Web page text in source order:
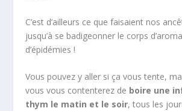
C’est d’ailleurs ce que faisaient nos
jusqu’à se badigeonner le corps
d’épidémies !
Vous pouvez y aller si ça vous tente,
vous vous contenterez de boire une
thym le matin et le soir, tous les